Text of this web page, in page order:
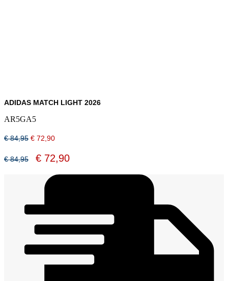
ADIDAS MATCH LIGHT 2026
AR5GA5
€84,95 Oorspronkelijke
was:
€ 84,95.
€ 72,90Huidige
is:
€ 72,90.
€84,95
Oorspronkelijke
prijs
€ 84,95.
€ 72,90Huidige
is: